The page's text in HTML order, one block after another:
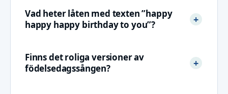
Vad heter låten med texten ”happy
happy happy birthday to you”?
Finns det roliga versioner av
födelsedagssången?